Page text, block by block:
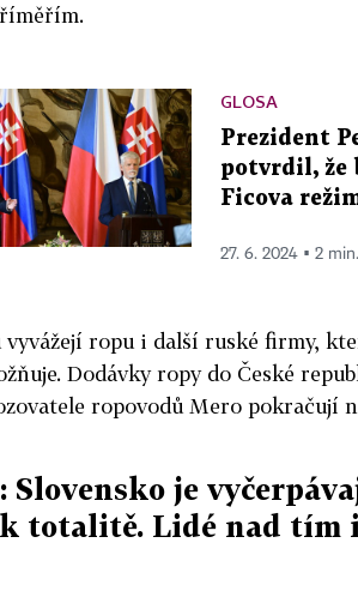
GLOSA
Prezident
potvrdil, že
Ficova
27. 6. 2024 ▪ 2
vyvážejí ropu i další ruské firmy,
Dodávky ropy do České
ropovodů Mero pokračují
Slovensko je
totalitě. Lidé nad tím